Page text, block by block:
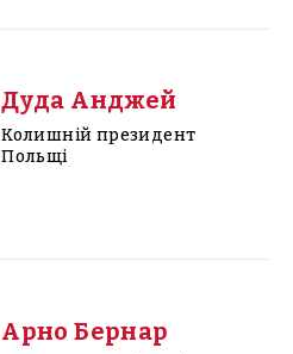
Дуда Анджей
Колишній президент
Польщі
Арно Бернар